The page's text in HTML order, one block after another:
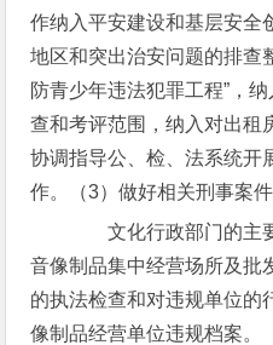
作纳入平安建设和基层安全
地区和突出治安问题的排
防青少年违法犯罪工程”，
查和考评范围，纳入对出租
协调指导公、检、法系统开
作。（3）做好相关刑事案
文化行政部门的主
音像制品集中经营场所及批
的执法检查和对违规单位的
像制品经营单位违规档案。